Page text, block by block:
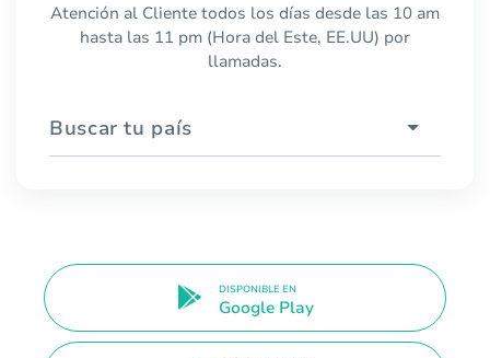
Atención al Cliente todos los días desde las 10 am
hasta las 11 pm (Hora del Este, EE.UU) por
llamadas.
Buscar tu país
DISPONIBLE EN
Google Play